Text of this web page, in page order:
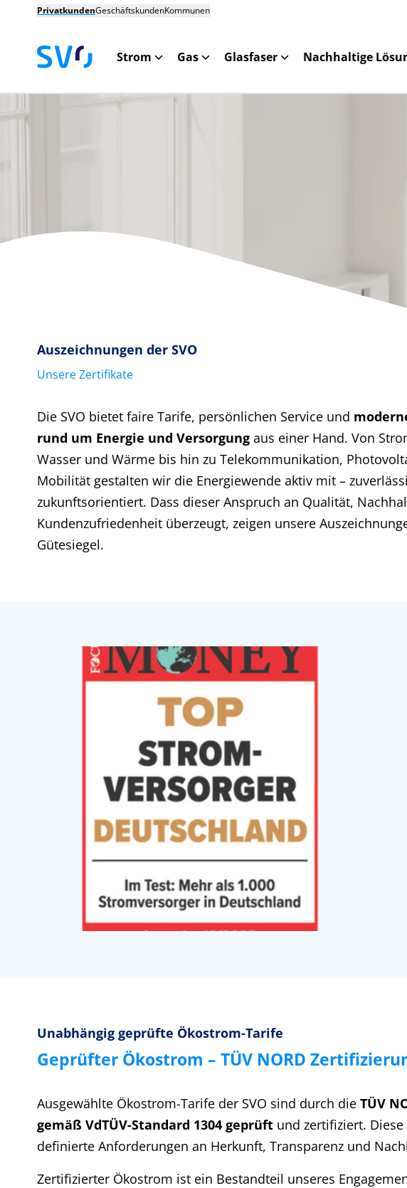
PrivatkundenGeschäftskundenKommunen
Strom Gas Glasfaser Nachhaltige
Auszeichnungen der SVO
Unsere Zertifikate
Die SVO bietet faire Tarife, persönlichen Service und
rund um Energie und Versorgungaus einer Hand. Von
Wasser und Wärme bis hin zu Telekommunikation,
Mobilität gestalten wir die Energiewende aktiv mit –
zukunftsorientiert. Dass dieser Anspruch an Qualität,
Kundenzufriedenheit überzeugt, zeigen unsere
Gütesiegel.
Unabhängig geprüfte Ökostrom-Tarife
Geprüfter Ökostrom – TÜV NORD
Ausgewählte Ökostrom-Tarife der SVO sind durch dieTÜV
gemäß VdTÜV-Standard 1304 geprüft und zertifiziert.
definierte Anforderungen an Herkunft, Transparenz und
Zertifizierter Ökostrom ist ein Bestandteil unseres